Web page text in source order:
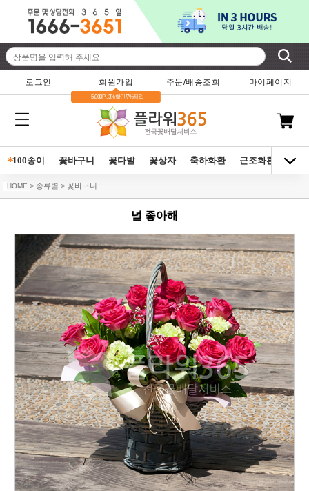
로그인 회원가입
+5,000P , 3%할인/7%적립
주문/배송조회 마이페이지
*100송이 꽃바구니 꽃다발 꽃상자 축하화환 근조화환 동양
HOME > 종류별 > 꽃바구니
널 좋아해